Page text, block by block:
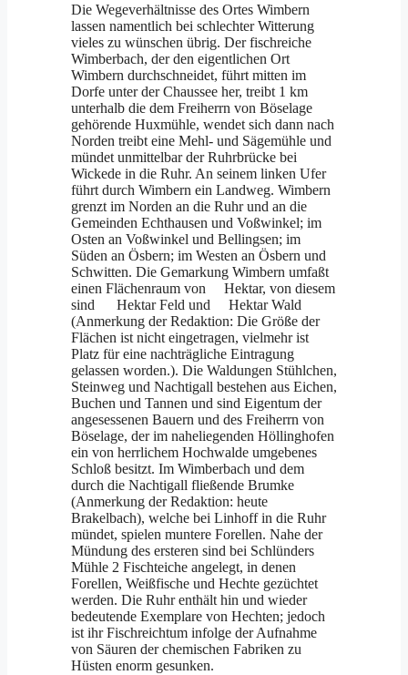
Die Wegeverhältnisse des Ortes Wimbern
lassen namentlich bei schlechter Witterung
vieles zu wünschen übrig. Der fisch­reiche
Wimberbach, der den eigentlichen Ort
Wimbern durchschneidet, führt mitten im
Dorfe unter der Chaussee her, treibt 1 km
unterhalb die dem Freiherrn von Böselage
gehörende Huxmühle, wendet sich dann nach
Norden treibt eine Mehl- und Sägemühle und
mündet unmittelbar der Ruhrbrücke bei
Wickede in die Ruhr. An seinem linken Ufer
führt durch Wimbern ein Landweg. Wimbern
grenzt im Norden an die Ruhr und an die
Gemeinden Echthausen und Voßwinkel; im
Osten an Voßwinkel und Bellingsen; im
Süden an Ösbern; im Westen an Ösbern und
Schwitten. Die Gemarkung Wimbern umfaßt
einen Flächenraum von Hektar, von diesem
sind Hektar Feld und Hektar Wald
(Anmerkung der Redaktion: Die Größe der
Flächen ist nicht eingetragen, vielmehr ist
Platz für eine nachträgliche Eintragung
gelassen worden.). Die Waldungen Stühlchen,
Steinweg und Nachtigall bestehen aus Eichen,
Buchen und Tannen und sind Eigentum der
angesessenen Bauern und des Freiherrn von
Böselage, der im naheliegenden Höllinghofen
ein von herrlichem Hochwalde umgebenes
Schloß besitzt. Im Wimberbach und dem
durch die Nachtigall fließende Brumke
(Anmerkung der Redaktion: heute
Brakelbach), welche bei Linhoff in die Ruhr
mündet, spielen muntere Forellen. Nahe der
Mündung des ersteren sind bei Schlünders
Mühle 2 Fischteiche angelegt, in denen
Forellen, Weißfische und Hechte gezüchtet
werden. Die Ruhr enthält hin und wieder
bedeutende Exemplare von Hechten; jedoch
ist ihr Fischreichtum infolge der Aufnahme
von Säuren der chemischen Fabriken zu
Hüsten enorm gesunken.